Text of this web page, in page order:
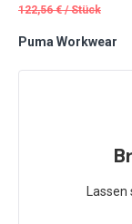
122,56 € /Stück
Puma Workwear